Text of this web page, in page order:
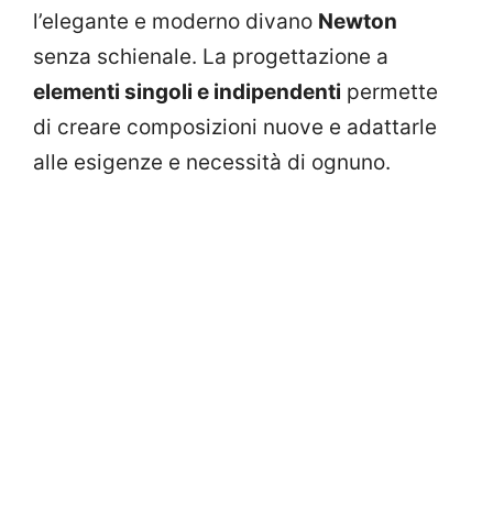
l’elegante e moderno divano Newton
senza schienale. La progettazione a
elementi singoli e indipendenti permette
di creare composizioni nuove e adattarle
alle esigenze e necessità di ognuno.